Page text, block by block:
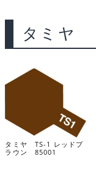
タミヤ
タミヤ TS-1 レッドブ
ラウン 85001